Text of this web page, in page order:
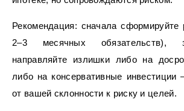
Рекомендация: сначала сформируйте
2–3 месячных обязательств),
направляйте излишки либо на
либо на консервативные
от вашей склонности к риску и целей.